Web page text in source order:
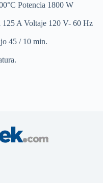
Potencia 1800 W
125 A Voltaje 120 V- 60 Hz
45 / 10 min.